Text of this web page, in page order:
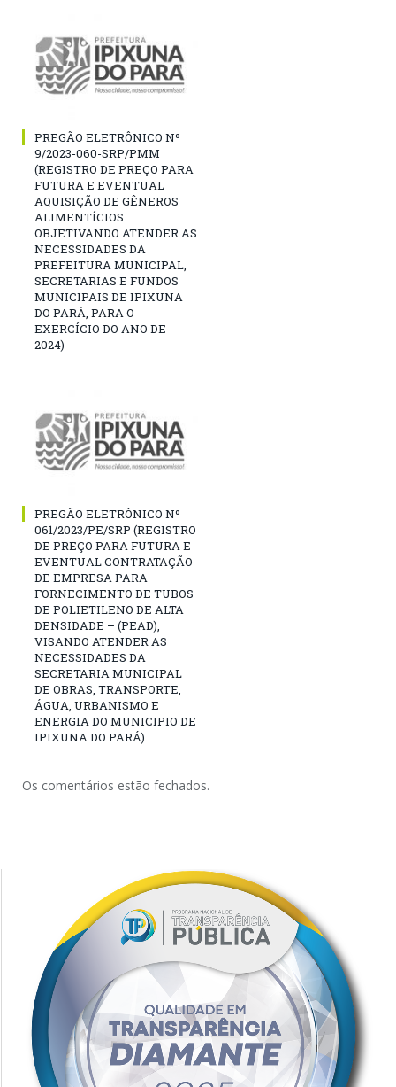
PREGÃO ELETRÔNICO Nº
9/2023-060-SRP/PMM
(REGISTRO DE PREÇO PARA
FUTURA E EVENTUAL
AQUISIÇÃO DE GÊNEROS
ALIMENTÍCIOS
OBJETIVANDO ATENDER AS
NECESSIDADES DA
PREFEITURA MUNICIPAL,
SECRETARIAS E FUNDOS
MUNICIPAIS DE IPIXUNA
DO PARÁ, PARA O
EXERCÍCIO DO ANO DE
2024)
PREGÃO ELETRÔNICO Nº
061/2023/PE/SRP (REGISTRO
DE PREÇO PARA FUTURA E
EVENTUAL CONTRATAÇÃO
DE EMPRESA PARA
FORNECIMENTO DE TUBOS
DE POLIETILENO DE ALTA
DENSIDADE – (PEAD),
VISANDO ATENDER AS
NECESSIDADES DA
SECRETARIA MUNICIPAL
DE OBRAS, TRANSPORTE,
ÁGUA, URBANISMO E
ENERGIA DO MUNICIPIO DE
IPIXUNA DO PARÁ)
Os comentários estão fechados.